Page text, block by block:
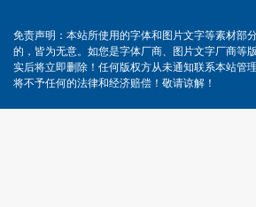
免责声明：本站所使用的字体和图片文字等素材部
的，皆为无意。如您是字体厂商、图片文字厂商等
实后将立即删除！任何版权方从未通知联系本站管
将不予任何的法律和经济赔偿！敬请谅解！